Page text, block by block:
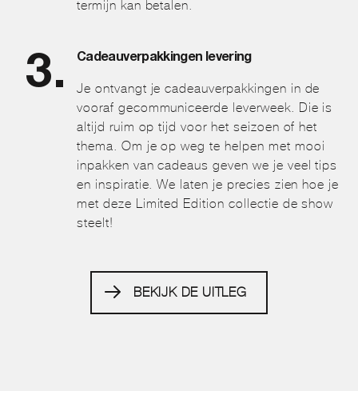
termijn kan betalen.
Cadeauverpakkingen levering
Je ontvangt je cadeauverpakkingen in de
vooraf gecommuniceerde leverweek. Die is
altijd ruim op tijd voor het seizoen of het
thema. Om je op weg te helpen met mooi
inpakken van cadeaus geven we je veel tips
en inspiratie. We laten je precies zien hoe je
met deze Limited Edition collectie de show
steelt!
BEKIJK DE UITLEG